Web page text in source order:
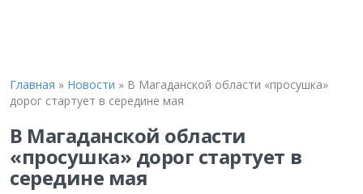
Главная » Новости » В Магаданской области «просушка»
дорог стартует в середине мая
В Магаданской области
«просушка» дорог стартует в
середине мая